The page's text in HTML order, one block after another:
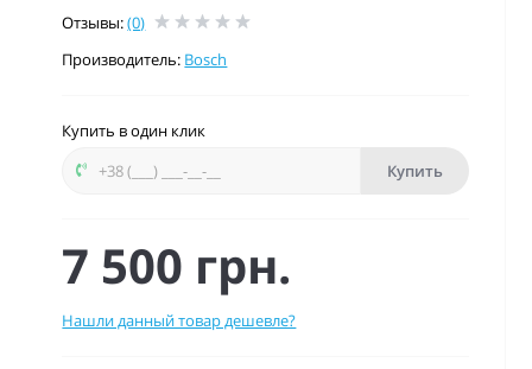
Отзывы:(0)
Производитель: Bosch
Купить в один клик
Купить
7 500 грн.
Нашли данный товар дешевле?